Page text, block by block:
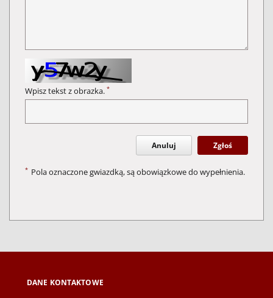
Wpisz tekst z obrazka. *
Anuluj Zgłoś
* Pola oznaczone gwiazdką, są obowiązkowe do wypełnienia.
DANE KONTAKTOWE